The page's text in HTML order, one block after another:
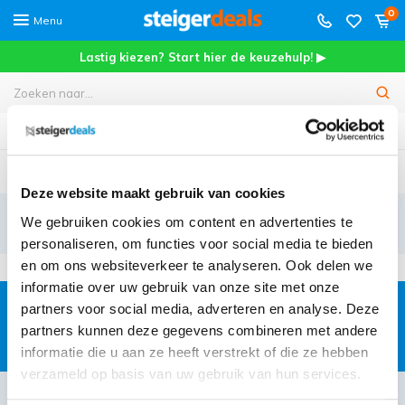
Deze website maakt gebruik van cookies
We gebruiken cookies om content en advertenties te
personaliseren, om functies voor social media te bieden
en om ons websiteverkeer te analyseren. Ook delen we
informatie over uw gebruik van onze site met onze
partners voor social media, adverteren en analyse. Deze
partners kunnen deze gegevens combineren met andere
informatie die u aan ze heeft verstrekt of die ze hebben
verzameld op basis van uw gebruik van hun services.
Menu
0
Lastig kiezen? Start hier de keuzehulp! ▶
vanaf €200 Meer dan45.000+
3x11 treden
Gratisjaarlijkse rolsteigerkeuring